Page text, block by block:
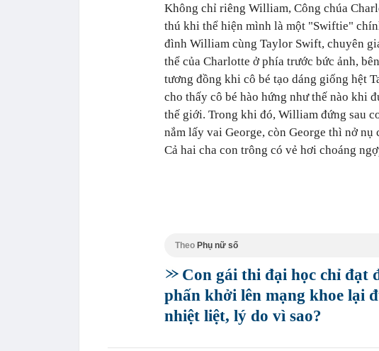
Không chỉ riêng William, Công chúa
thú khi thể hiện mình là một "Swiftie"
đình William cùng Taylor Swift, chuyên
thể của Charlotte ở phía trước bức ảnh,
tương đồng khi cô bé tạo dáng giống hệt
cho thấy cô bé hào hứng như thế nào khi
thế giới. Trong khi đó, William đứng sau
nắm lấy vai George, còn George thì nở
Cả hai cha con trông có vẻ hơi choáng
Theo Phụ nữ số
Con gái thi đại học chỉ đạt
phấn khởi lên mạng khoe lại
nhiệt liệt, lý do vì sao?